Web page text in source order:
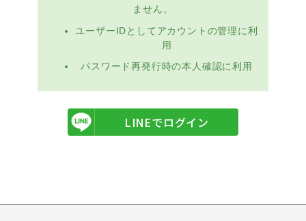
ません。
ユーザーIDとしてアカウントの管理に利
用
パスワード再発行時の本人確認に利用
LINEでログイン